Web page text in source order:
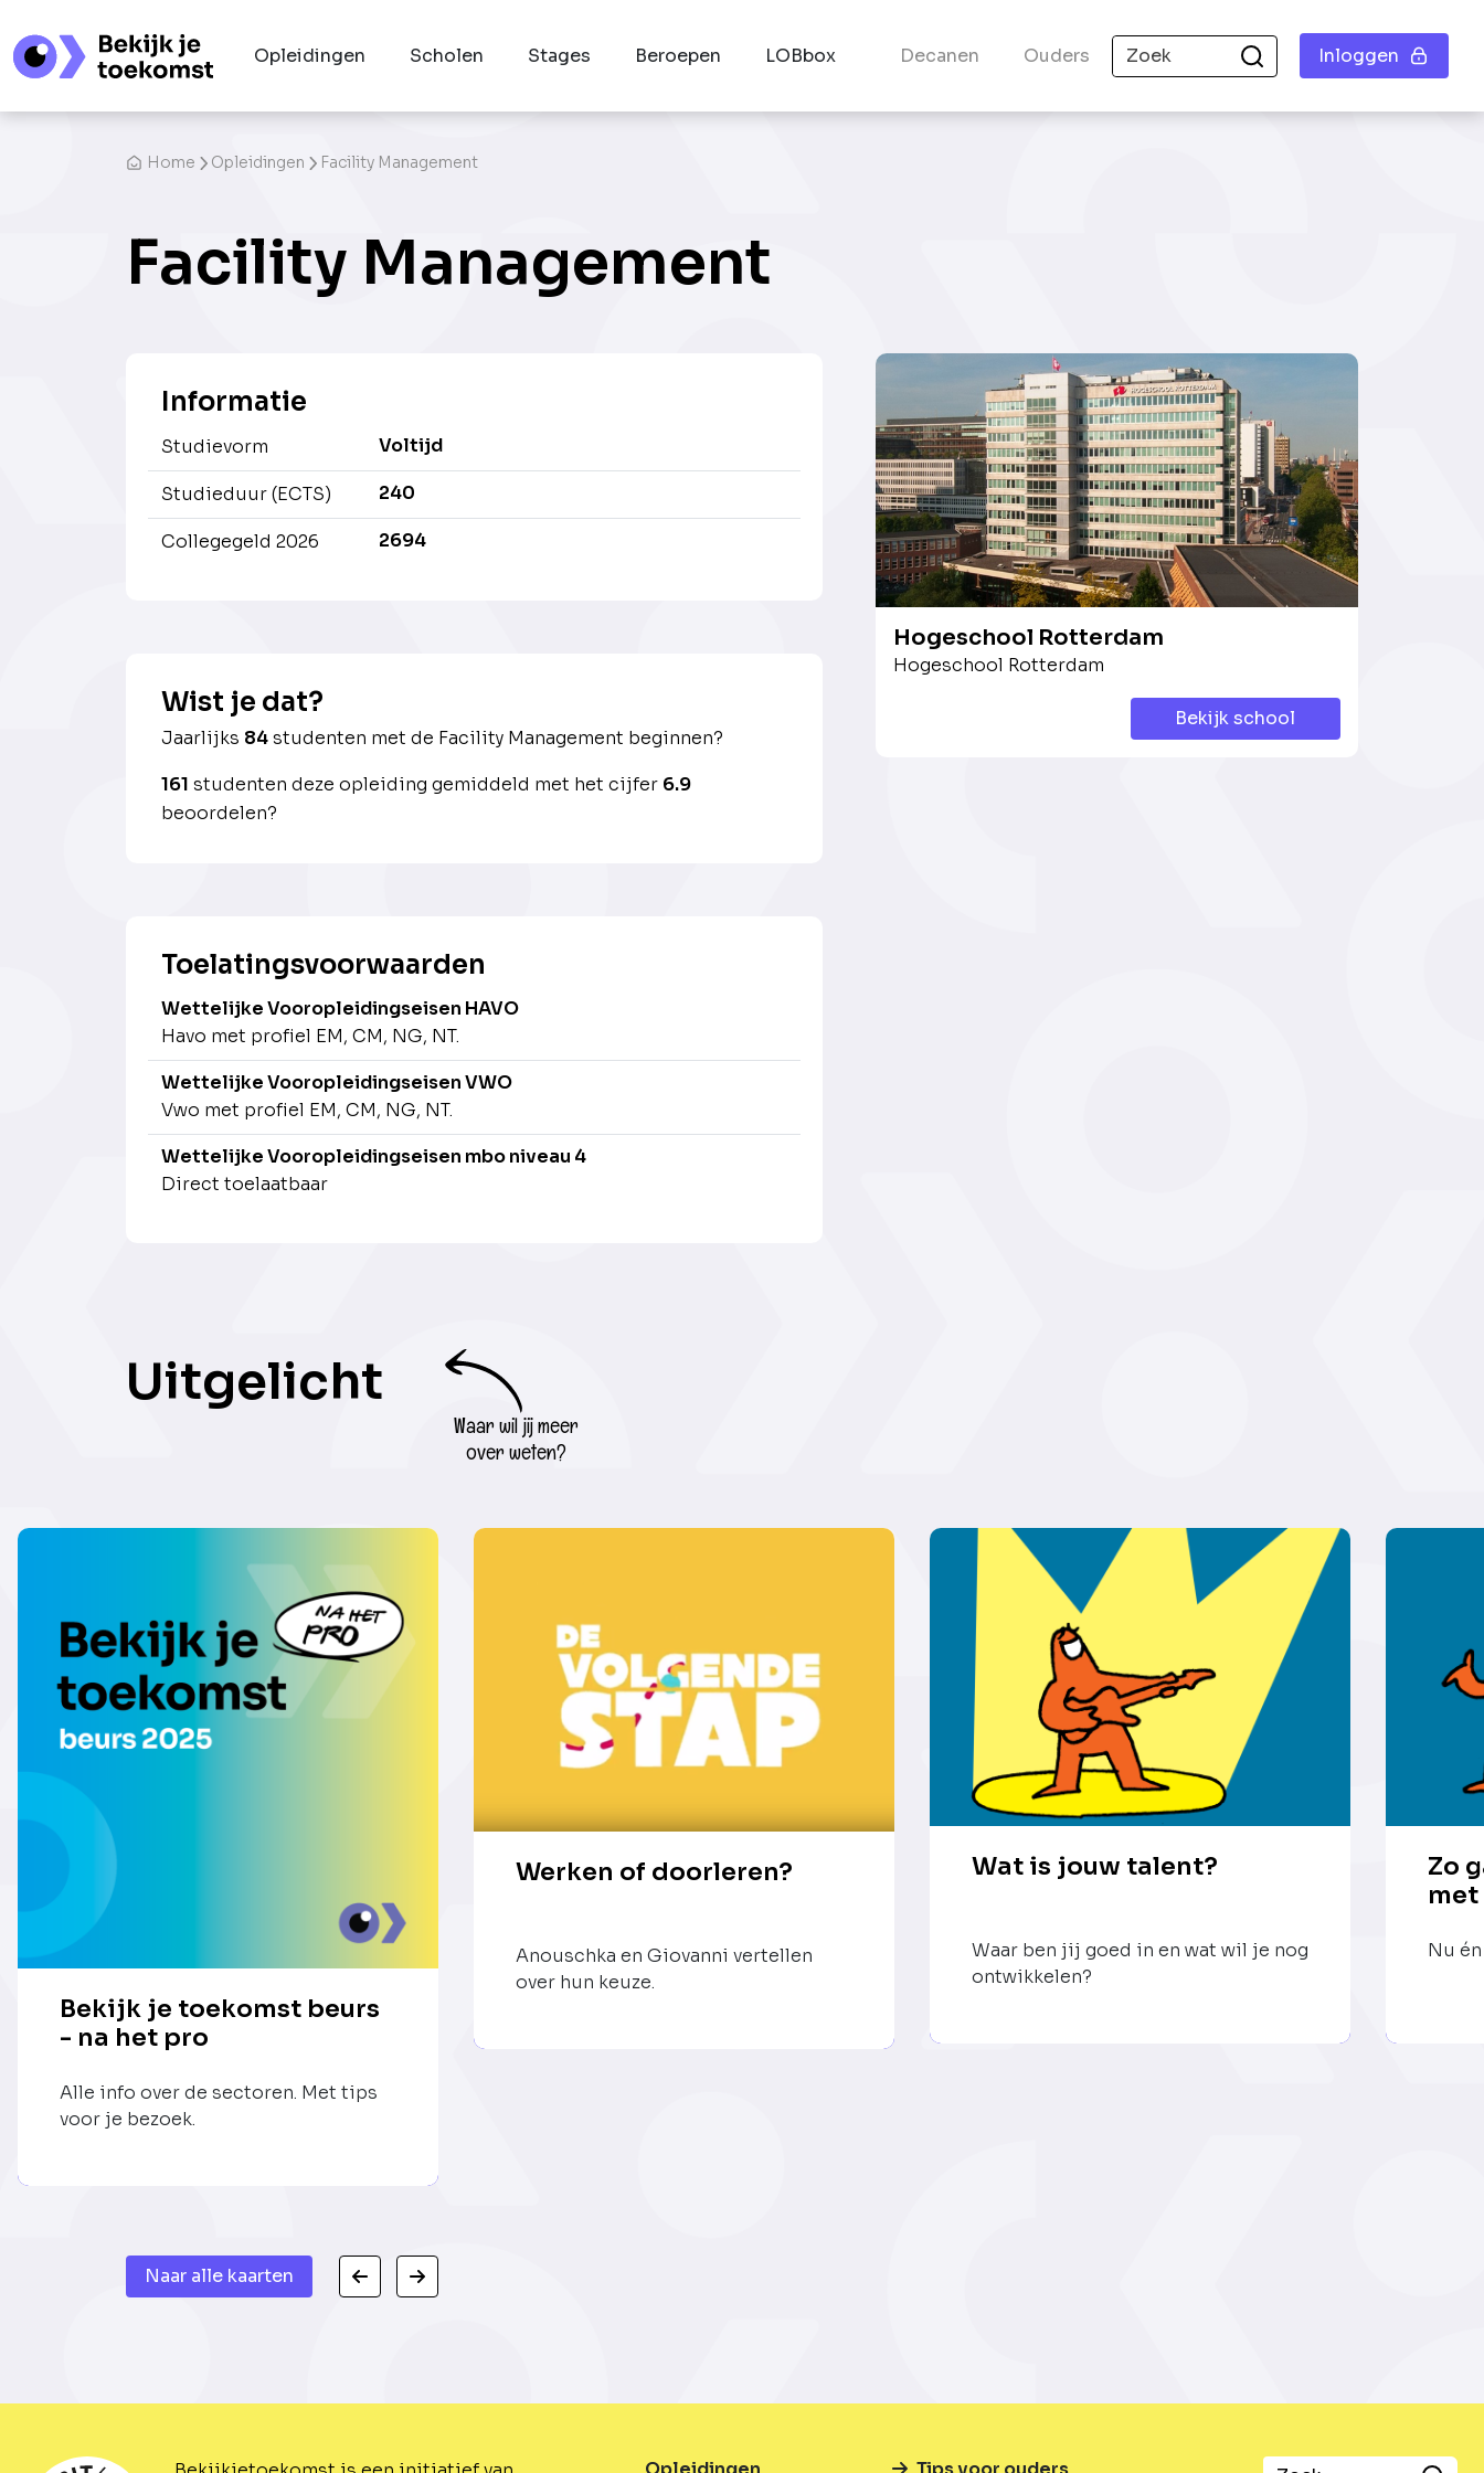
Opleidingen Scholen Stages Beroepen LOBbox Decanen Ouders Inloggen
Home Opleidingen Facility Management
Facility Management
Informatie
Studievorm Voltijd
Studieduur (ECTS) 240
Collegegeld 2026 2694
Wist je dat?
Jaarlijks 84studenten met de Facility Management beginnen?
161 studenten deze opleiding gemiddeld met het cijfer 6.9
beoordelen?
Toelatingsvoorwaarden
Wettelijke Vooropleidingseisen HAVO
Havo met profiel EM, CM, NG, NT.
Wettelijke Vooropleidingseisen VWO
Vwo met profiel EM, CM, NG, NT.
Wettelijke Vooropleidingseisen mbo niveau 4
Direct toelaatbaar
Hogeschool Rotterdam
Hogeschool Rotterdam
Bekijk school
Uitgelicht
Waar wil jij meer
over weten?
Bekijk je toekomst beurs
- na het pro
Alle info over de sectoren. Met tips
voor je bezoek.
Werken of doorleren?
Anouschka en Giovanni vertellen
over hun keuze.
Wat is jouw talent?
Waar ben jij goed in en wat wil je nog
ontwikkelen?
Zo
Nu
Naar alle kaarten